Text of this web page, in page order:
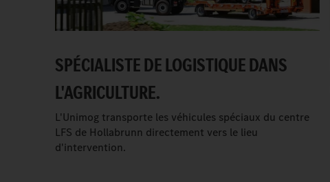
SPÉCIALISTE DE LOGISTIQUE DANS
L'AGRICULTURE.
L'Unimog transporte les véhicules spéciaux du centre
LFS de Hollabrunn directement vers le lieu
d'intervention.